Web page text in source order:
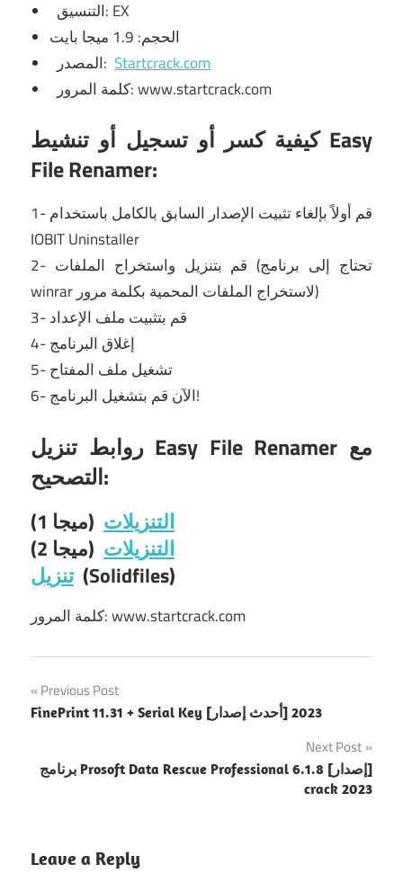
التنسيق: EX
الحجم: 1.9 ميجا بايت
المصدر:Startcrack.com
كلمة المرور: www.startcrack.com
كيفية كسر أو تسجيل أو تنشيط Easy
File Renamer:
1- قم أولاً بإلغاء تثبيت الإصدار السابق بالكامل باستخدام
IOBIT Uninstaller
2- قم بتنزيل واستخراج الملفات (تحتاج إلى برنامج
winrar لاستخراج الملفات المحمية بكلمة مرور)
3- قم بتثبيت ملف الإعداد
4- إغلاق البرنامج
5- تشغيل ملف المفتاح
6- الآن قم بتشغيل البرنامج!
روابط تنزيل Easy File Renamer مع
التصحيح:
التنزيلات (ميجا 1)
التنزيلات (ميجا 2)
تنزيل(Solidfiles)
كلمة المرور: www.startcrack.com
Post
navigation
Previous Post
FinePrint 11.31 + Serial Key [أحدث إصدار] 2023
Next Post
برنامج Prosoft Data Rescue Professional 6.1.8 [إصدار]
crack 2023
Leave a Reply